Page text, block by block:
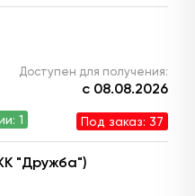
Доступен для получения:
с 08.08.2026
1 Под заказ: 37
"Дружба")